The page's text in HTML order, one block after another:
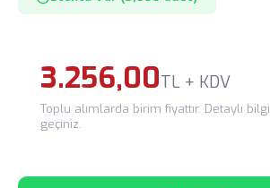
3.256,00TL + KDV
Toplu alımlarda birim fiyattır. Detaylı
geçiniz.